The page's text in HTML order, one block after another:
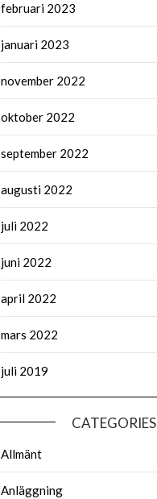
februari 2023
januari 2023
november 2022
oktober 2022
september 2022
augusti 2022
juli 2022
juni 2022
april 2022
mars 2022
juli 2019
CATEGORIES
Allmänt
Anläggning